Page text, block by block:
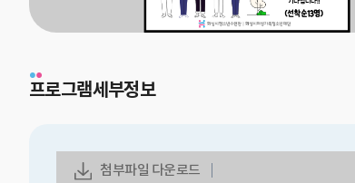
프로그램세부정보
첨부파일 다운로드